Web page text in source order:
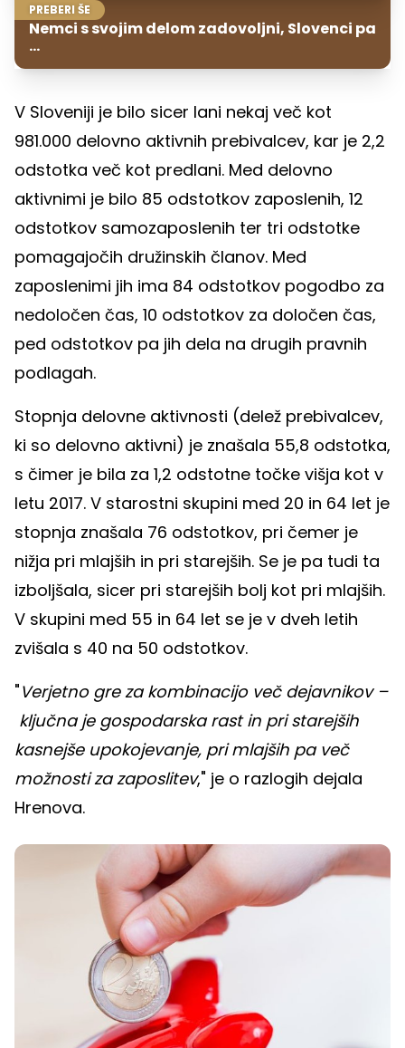
PREBERI ŠE
Nemci s svojim delom zadovoljni, Slovenci pa
...
V Sloveniji je bilo sicer lani nekaj več kot
981.000 delovno aktivnih prebivalcev, kar je 2,2
odstotka več kot predlani. Med delovno
aktivnimi je bilo 85 odstotkov zaposlenih, 12
odstotkov samozaposlenih ter tri odstotke
pomagajočih družinskih članov. Med
zaposlenimi jih ima 84 odstotkov pogodbo za
nedoločen čas, 10 odstotkov za določen čas,
ped odstotkov pa jih dela na drugih pravnih
podlagah.
Stopnja delovne aktivnosti (delež prebivalcev,
ki so delovno aktivni) je znašala 55,8 odstotka,
s čimer je bila za 1,2 odstotne točke višja kot v
letu 2017. V starostni skupini med 20 in 64 let je
stopnja znašala 76 odstotkov, pri čemer je
nižja pri mlajših in pri starejših. Se je pa tudi ta
izboljšala, sicer pri starejših bolj kot pri mlajših.
V skupini med 55 in 64 let se je v dveh letih
zvišala s 40 na 50 odstotkov.
"Verjetno gre za kombinacijo več dejavnikov –
ključna je gospodarska rast in pri starejših
kasnejše upokojevanje, pri mlajših pa več
možnosti za zaposlitev," je o razlogih dejala
Hrenova.